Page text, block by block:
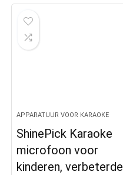
APPARATUUR VOOR KARAOKE
ShinePick Karaoke
microfoon voor
kinderen, verbeterde